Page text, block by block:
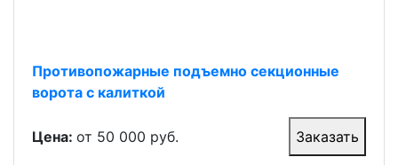
Противопожарные подъемно секционные
ворота с калиткой
Цена: от 50 000 руб. Заказать